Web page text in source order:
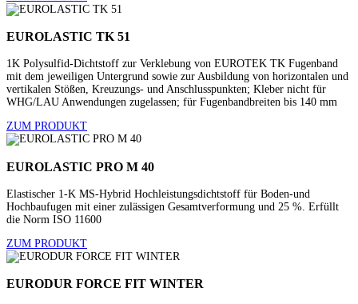
EUROLASTIC TK 51
1K Polysulfid-Dichtstoff zur Verklebung von EUROTEK TK Fugenband
mit dem jeweiligen Untergrund sowie zur Ausbildung von horizontalen und
vertikalen Stößen, Kreuzungs- und Anschlusspunkten; Kleber nicht für
WHG/LAU Anwendungen zugelassen; für Fugenbandbreiten bis 140 mm
ZUM PRODUKT
EUROLASTIC PRO M 40
Elastischer 1-K MS-Hybrid Hochleistungsdichtstoff für Boden-und
Hochbaufugen mit einer zulässigen Gesamtverformung und 25 %. Erfüllt
die Norm ISO 11600
ZUM PRODUKT
EURODUR FORCE FIT WINTER